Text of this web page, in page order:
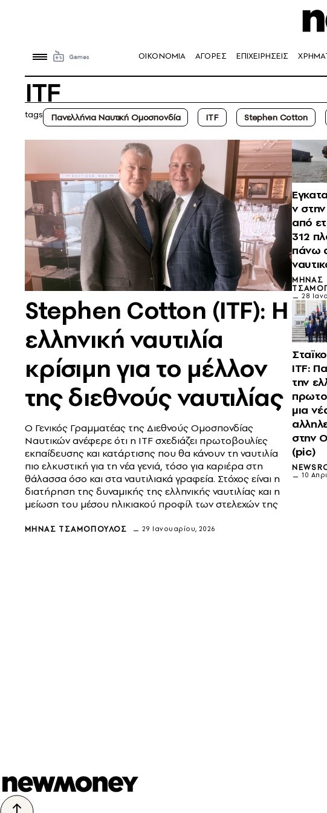
OIKONOMIA ΑΓΟΡΕΣ ΕΠΙΧΕΙΡΗΣΕΙΣ
ITF
tags Πανελλήνια Ναυτική Ομοσπονδία ITF Stephen Cotton
Stephen Cotton (ITF): Η
ελληνική ναυτιλία
κρίσιμη για το μέλλον
της διεθνούς ναυτιλίας
Ο Γενικός Γραμματέας της Διεθνούς Ομοσπονδίας
Ναυτικών ανέφερε ότι η ITF σχεδιάζει πρωτοβουλίες
εκπαίδευσης και κατάρτισης που θα κάνουν τη ναυτιλία
πιο ελκυστική για τη νέα γενιά, τόσο για καριέρα στη
θάλασσα όσο και στα ναυτιλιακά γραφεία. Στόχος είναι η
διατήρηση της δυναμικής της ελληνικής ναυτιλίας και η
μείωση του μέσου ηλικιακού προφίλ των στελεχών της
ΜΗΝΆΣ ΤΣΑΜΌΠΟΥΛΟΣ 29 Ιανουαρίου, 2026
ν
από
312
πάνω
ΜΗΝΆΣ
28
ITF:
την
μια
στην
(pic)
10